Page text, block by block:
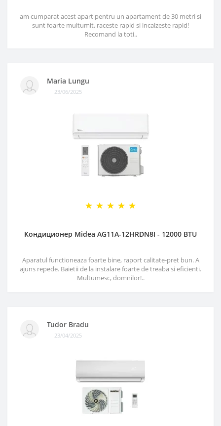
am cumparat acest apart pentru un apartament de 30 metri si
sunt foarte multumit, raceste rapid si incalzeste rapid!
Recomand la toti..
Maria Lungu
23/06/2025
Кондиционер Midea AG11A-12HRDN8I - 12000 BTU
Aparatul functioneaza foarte bine, raport calitate-pret bun. A
ajuns repede. Baietii de la instalare foarte de treaba si eficienti.
Multumesc, domnilor!..
Tudor Bradu
23/04/2025